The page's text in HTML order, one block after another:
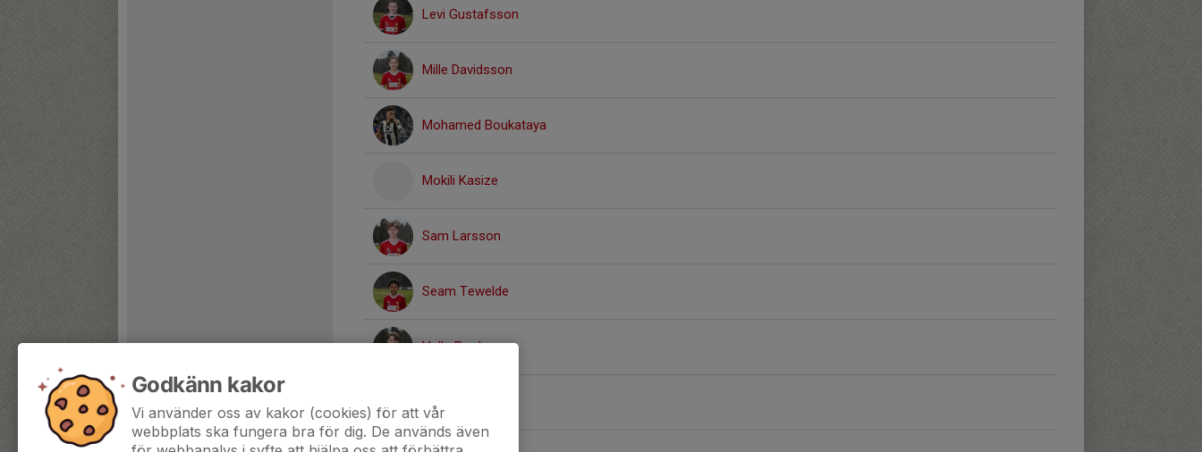
Levi Gustafsson
Mille Davidsson
Mohamed Boukataya
Mokili Kasize
Sam Larsson
Seam Tewelde
Valle Bredesen
7. William Lidevi
Godkänn kakor
Vi använder oss av kakor (cookies) för att vår
webbplats ska fungera bra för dig. De används även